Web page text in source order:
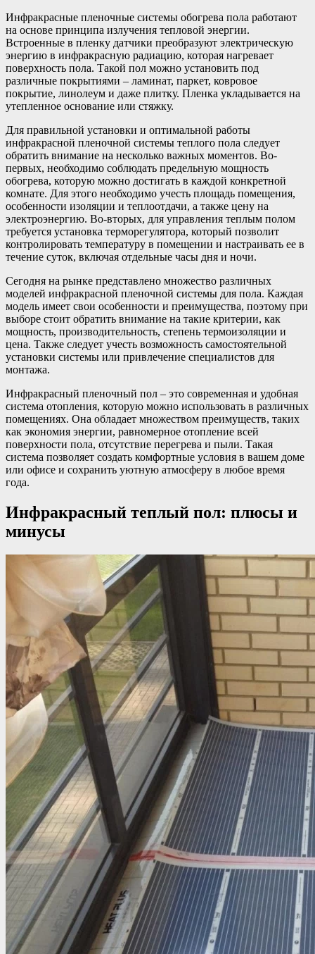
Инфракрасные пленочные системы обогрева пола работают
на основе принципа излучения тепловой энергии.
Встроенные в пленку датчики преобразуют электрическую
энергию в инфракрасную радиацию, которая нагревает
поверхность пола. Такой пол можно установить под
различные покрытиями – ламинат, паркет, ковровое
покрытие, линолеум и даже плитку. Пленка укладывается на
утепленное основание или стяжку.
Для правильной установки и оптимальной работы
инфракрасной пленочной системы теплого пола следует
обратить внимание на несколько важных моментов. Во-
первых, необходимо соблюдать предельную мощность
обогрева, которую можно достигать в каждой конкретной
комнате. Для этого необходимо учесть площадь помещения,
особенности изоляции и теплоотдачи, а также цену на
электроэнергию. Во-вторых, для управления теплым полом
требуется установка терморегулятора, который позволит
контролировать температуру в помещении и настраивать ее в
течение суток, включая отдельные часы дня и ночи.
Сегодня на рынке представлено множество различных
моделей инфракрасной пленочной системы для пола. Каждая
модель имеет свои особенности и преимущества, поэтому при
выборе стоит обратить внимание на такие критерии, как
мощность, производительность, степень термоизоляции и
цена. Также следует учесть возможность самостоятельной
установки системы или привлечение специалистов для
монтажа.
Инфракрасный пленочный пол – это современная и удобная
система отопления, которую можно использовать в различных
помещениях. Она обладает множеством преимуществ, таких
как экономия энергии, равномерное отопление всей
поверхности пола, отсутствие перегрева и пыли. Такая
система позволяет создать комфортные условия в вашем доме
или офисе и сохранить уютную атмосферу в любое время
года.
Инфракрасный теплый пол: плюсы и
минусы